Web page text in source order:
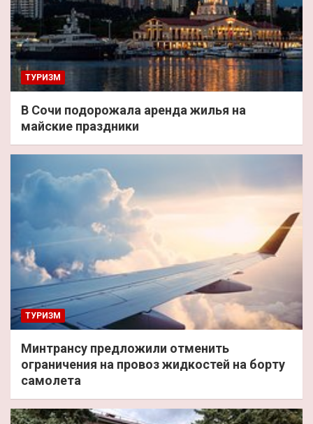
ТУРИЗМ
В Сочи подорожала аренда жилья на
майские праздники
ТУРИЗМ
Минтрансу предложили отменить
ограничения на провоз жидкостей на борту
самолета